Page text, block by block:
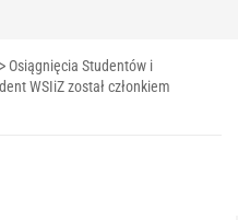
> Osiągnięcia Studentów i
WSIiZ został członkiem